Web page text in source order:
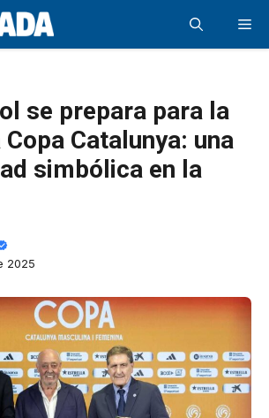
se prepara para la
Catalunya: una
simbólica en la
2025